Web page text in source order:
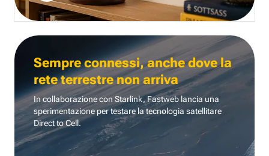
Sempre connessi, anche dove la
rete terrestre non arriva
In collaborazione con Starlink, Fastweb lancia una
sperimentazione per testare la tecnologia satellitare
Direct to Cell.